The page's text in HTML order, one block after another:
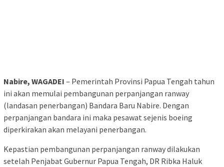
Nabire, WAGADEI – Pemerintah Provinsi Papua Tengah tahun
ini akan memulai pembangunan perpanjangan ranway
(landasan penerbangan) Bandara Baru Nabire. Dengan
perpanjangan bandara ini maka pesawat sejenis boeing
diperkirakan akan melayani penerbangan.
Kepastian pembangunan perpanjangan ranway dilakukan
setelah Penjabat Gubernur Papua Tengah, DR Ribka Haluk